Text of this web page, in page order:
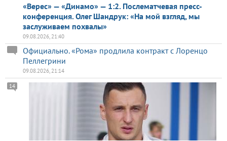
«Верес» — «Динамо» — 1:2. Послематчевая пресс-
конференция. Олег Шандрук: «На мой взгляд, мы
заслуживаем похвалы»
09.08.2026, 21:40
Официально. «Рома» продлила контракт с Лоренцо
Пеллегрини
09.08.2026, 21:14
14